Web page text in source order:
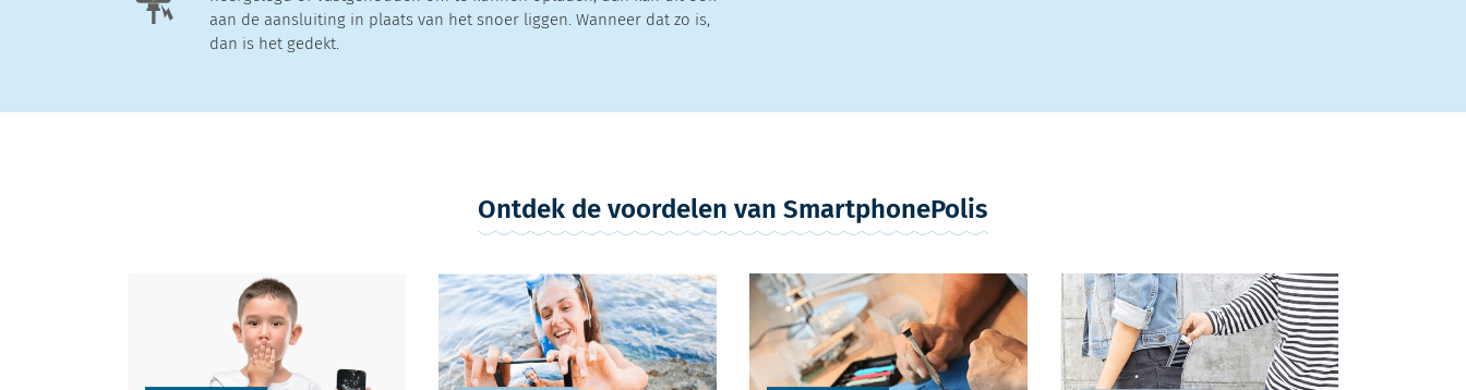
aan de aansluiting in plaats van het snoer liggen. Wanneer dat zo is,
dan is het gedekt.
Ontdek de voordelen van SmartphonePolis